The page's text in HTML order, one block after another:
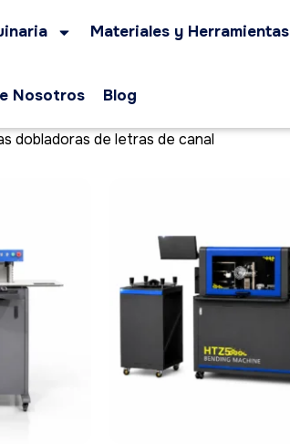
Materiales y Herramientas
Nosotros Blog
dobladoras de letras de canal